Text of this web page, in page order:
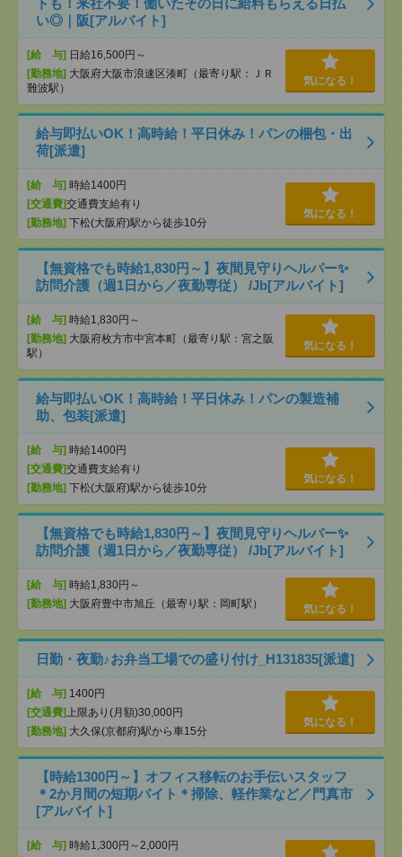
トも！来社不要！働いたその日に給料もらえる日払
い◎｜阪[アルバイト]
[給 与] 日給16,500円～
[勤務地] 大阪府大阪市浪速区湊町（最寄り駅：ＪＲ
難波駅）
気になる！
給与即払いOK！高時給！平日休み！パンの梱包・出
荷[派遣]
[給 与] 時給1400円
[交通費]交通費支給有り
[勤務地] 下松(大阪府)駅から徒歩10分
気になる！
【無資格でも時給1,830円～】夜間見守りヘルパー✨
訪問介護（週1日から／夜勤専従） /Jb[アルバイト]
[給 与] 時給1,830円～
[勤務地] 大阪府枚方市中宮本町（最寄り駅：宮之阪
駅）
気になる！
給与即払いOK！高時給！平日休み！パンの製造補
助、包装[派遣]
[給 与] 時給1400円
[交通費]交通費支給有り
[勤務地] 下松(大阪府)駅から徒歩10分
気になる！
【無資格でも時給1,830円～】夜間見守りヘルパー✨
訪問介護（週1日から／夜勤専従） /Jb[アルバイト]
[給 与] 時給1,830円～
[勤務地] 大阪府豊中市旭丘（最寄り駅：岡町駅） 気になる！
日勤・夜勤♪お弁当工場での盛り付け_H131835[派遣]
[給 与] 1400円
[交通費] 上限あり(月額)30,000円
[勤務地] 大久保(京都府)駅から車15分
気になる！
【時給1300円～】オフィス移転のお手伝いスタッフ
＊2か月間の短期バイト＊掃除、軽作業など／門真市
[アルバイト]
[給 与] 時給1,300円～2,000円